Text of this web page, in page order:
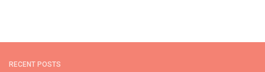
RECENT POSTS